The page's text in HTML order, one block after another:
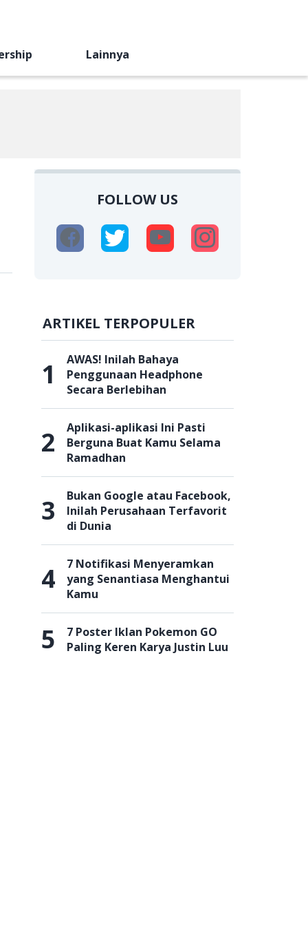
Lainnya
FOLLOW US
ARTIKEL TERPOPULER
1
AWAS! Inilah Bahaya
Penggunaan Headphone
Secara Berlebihan
2
Aplikasi-aplikasi Ini Pasti
Berguna Buat Kamu Selama
Ramadhan
3
Bukan Google atau Facebook,
Inilah Perusahaan Terfavorit
di Dunia
4
7 Notifikasi Menyeramkan
yang Senantiasa Menghantui
Kamu
5
7 Poster Iklan Pokemon GO
Paling Keren Karya Justin Luu